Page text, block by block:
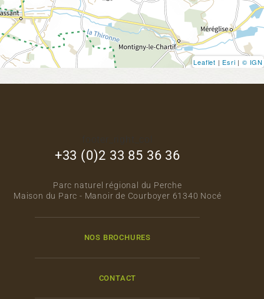
Leaflet | Esri | © IGN
+33 (0)2 33 85 36 36
Parc naturel régional du Perche
Maison du Parc - Manoir de Courboyer 61340 Nocé
NOS BROCHURES
CONTACT